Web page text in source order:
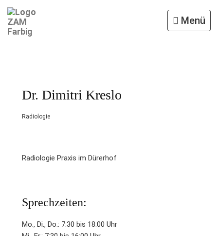
Menü
Menü
Dr. Dimitri Kreslo
Radiologie
Radiologie Praxis im Dürerhof
Sprechzeiten:
Mo., Di., Do.: 7:30 bis 18:00 Uhr